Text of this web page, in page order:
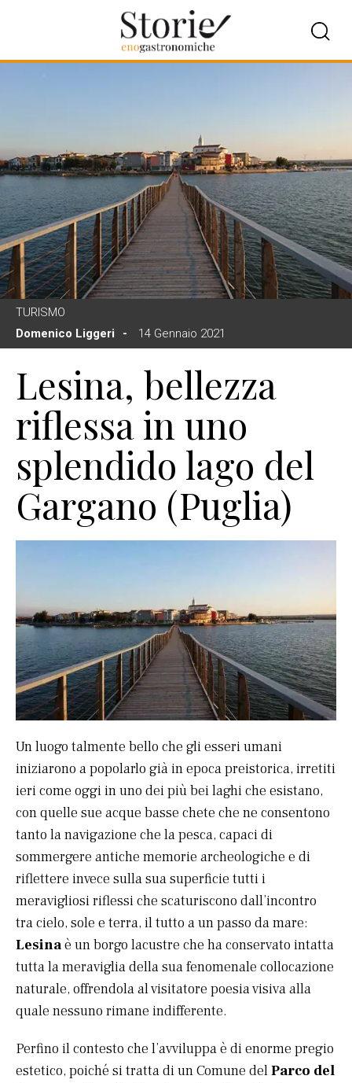
TURISMO
Domenico Liggeri
14 Gennaio 2021
Lesina, bellezza
riflessa in uno
splendido lago del
Gargano (Puglia)
Un luogo talmente bello che gli esseri umani
iniziarono a popolarlo già in epoca preistorica, irretiti
ieri come oggi in uno dei più bei laghi che esistano,
con quelle sue acque basse chete che ne consentono
tanto la navigazione che la pesca, capaci di
sommergere antiche memorie archeologiche e di
riflettere invece sulla sua superficie tutti i
meravigliosi riflessi che scaturiscono dall’incontro
tra cielo, sole e terra, il tutto a un passo da mare:
Lesinaè un borgo lacustre che ha conservato intatta
tutta la meraviglia della sua fenomenale collocazione
naturale, offrendola al visitatore poesia visiva alla
quale nessuno rimane indifferente.
Perfino il contesto che l’avviluppa è di enorme pregio
estetico, poiché si tratta di un Comune delParco del